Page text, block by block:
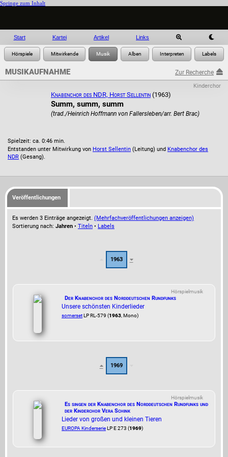
Springe zum Inhalt
Start Kartei Artikel Links
MUSIKAUFNAHME Zur Recherche
Kinderchor
Knabenchor des NDR, Horst Sellentin (1963)
Summ, summ, summ
(trad./Heinrich Hoffmann von Fallersleben/arr. Bert Brac)
Spielzeit: ca. 0:46 min.
Entstanden unter Mitwirkung von Horst Sellentin (Leitung) und Knabenchor des
NDR (Gesang).
Veröffentlichungen
Es werden 3 Einträge angezeigt. (Mehrfachveröffentlichungen anzeigen)
Sortierung nach: Jahren • Titeln • Labels
1963
Hörspielmusik
Der Knabenchor des Norddeutschen Rundfunks
Unsere schönsten Kinderlieder
somersetLP RL-579 (1963 , Mono)
1969
Hörspielmusik
Es singen der Knabenchor des Norddeutschen Rundfunks und
der Kinderchor Vera Schink
Lieder von großen und kleinen Tieren
EUROPA KinderserieLP E 273 (1969)